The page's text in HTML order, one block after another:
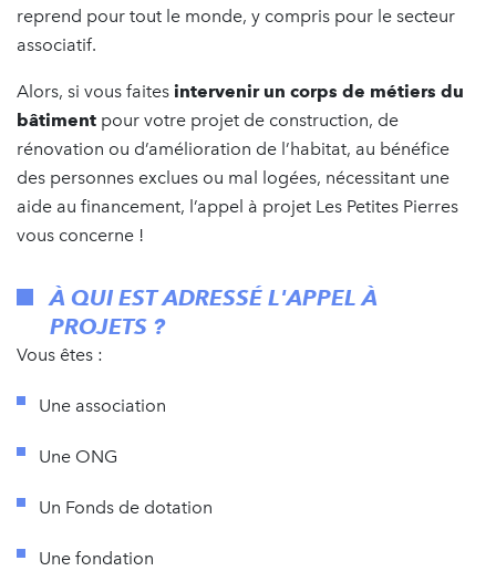
reprend pour tout le monde, y compris pour le secteur
associatif.
Alors, si vous faites intervenir un corps de métiers du
bâtiment pour votre projet de construction, de
rénovation ou d’amélioration de l’habitat, au bénéfice
des personnes exclues ou mal logées, nécessitant une
aide au financement, l’appel à projet Les Petites Pierres
vous concerne !
À QUI EST ADRESSÉ L'APPEL À
PROJETS ?
Vous êtes :
Une association
Une ONG
Un Fonds de dotation
Une fondation